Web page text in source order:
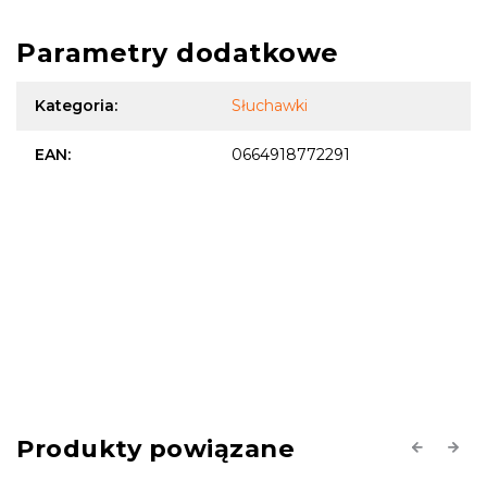
Parametry dodatkowe
Kategoria: Słuchawki
EAN: 0664918772291
Produkty powiązane Previous
Next